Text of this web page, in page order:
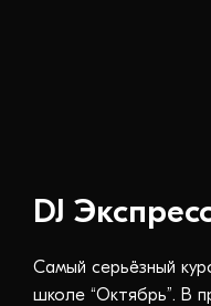
DJ
Самый серьёзный
школе “Октябрь”. В